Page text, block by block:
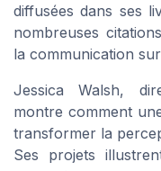
diffusées dans ses
nombreuses
la communication
Jessica Walsh,
montre comment
transformer la
Ses projets